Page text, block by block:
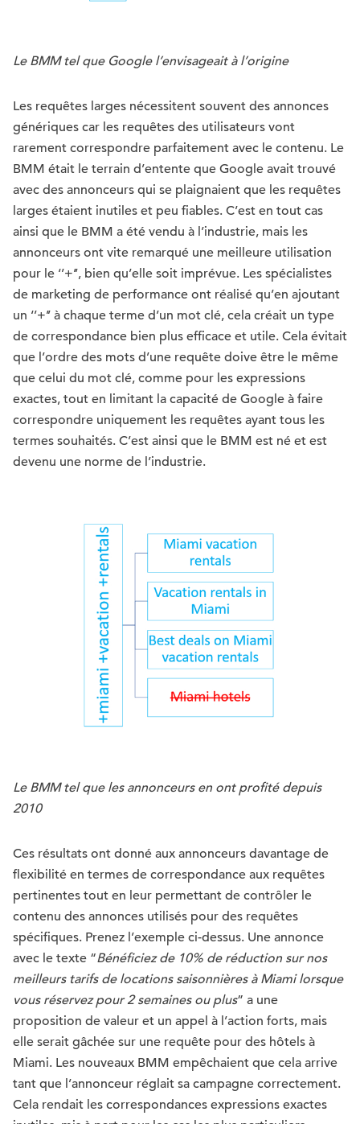
Le BMM tel que Google l’envisageait à l’origine
Les requêtes larges nécessitent souvent des annonces
génériques car les requêtes des utilisateurs vont
rarement correspondre parfaitement avec le contenu. Le
BMM était le terrain d’entente que Google avait trouvé
avec des annonceurs qui se plaignaient que les requêtes
larges étaient inutiles et peu fiables. C’est en tout cas
ainsi que le BMM a été vendu à l’industrie, mais les
annonceurs ont vite remarqué une meilleure utilisation
pour le ‘’+’’, bien qu’elle soit imprévue. Les spécialistes
de marketing de performance ont réalisé qu’en ajoutant
un ‘’+’’ à chaque terme d’un mot clé, cela créait un type
de correspondance bien plus efficace et utile. Cela évitait
que l’ordre des mots d’une requête doive être le même
que celui du mot clé, comme pour les expressions
exactes, tout en limitant la capacité de Google à faire
correspondre uniquement les requêtes ayant tous les
termes souhaités. C’est ainsi que le BMM est né et est
devenu une norme de l’industrie.
Le BMM tel que les annonceurs en ont profité depuis
2010
Ces résultats ont donné aux annonceurs davantage de
flexibilité en termes de correspondance aux requêtes
pertinentes tout en leur permettant de contrôler le
contenu des annonces utilisés pour des requêtes
spécifiques. Prenez l’exemple ci-dessus. Une annonce
avec le texte “Bénéficiez de 10% de réduction sur nos
meilleurs tarifs de locations saisonnières à Miami lorsque
vous réservez pour 2 semaines ou plus” a une
proposition de valeur et un appel à l’action forts, mais
elle serait gâchée sur une requête pour des hôtels à
Miami. Les nouveaux BMM empêchaient que cela arrive
tant que l’annonceur réglait sa campagne correctement.
Cela rendait les correspondances expressions exactes